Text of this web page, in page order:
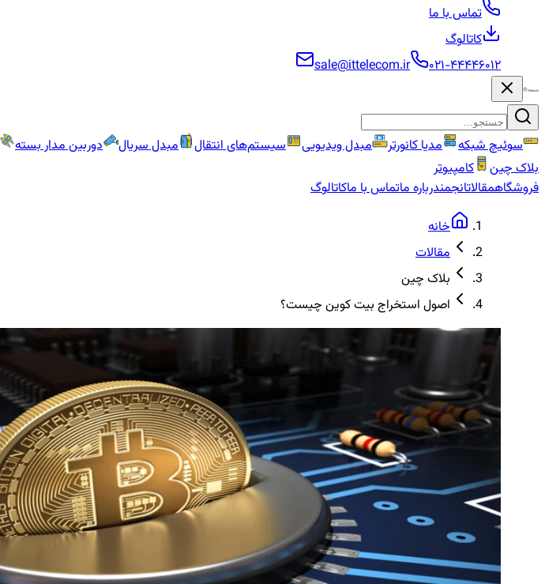
تماس با ما
کاتالوگ
۰۲۱-۴۴۴۴۶۰۱۲
sale@ittelecom.ir
سوئیچ شبکه مدیا کانورتر مبدل ویدیویی سیستم‌های انتقال مبدل سریال دوربین مدار بسته
بلاک چین
کامپیوتر
فروشگاهمقالاتانجمندرباره ماتماس با ماکاتالوگ
خانه
مقالات
بلاک چین
اصول استخراج بیت کوین چیست؟